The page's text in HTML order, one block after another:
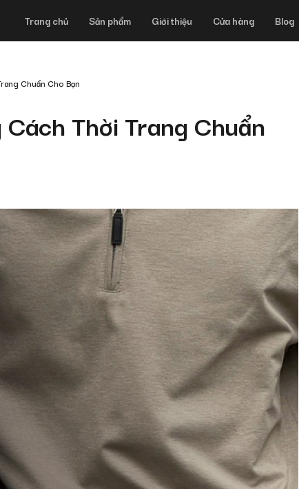
Trang chủ Sản phẩm Giới thiệu Cửa hàng Blog
Chuẩn Cho Bạn
Thời Trang Chuẩn